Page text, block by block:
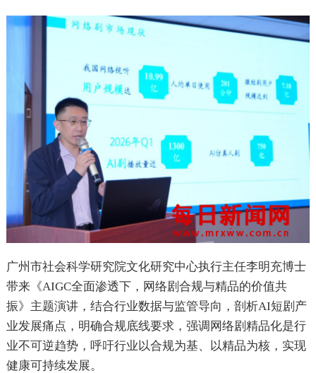
广州市社会科学研究院文化研究中心执行主任李明充博士
带来《AIGC全面渗透下，网络剧合规与精品的价值共
振》主题演讲，结合行业数据与监管导向，剖析AI短剧产
业发展痛点，明确合规底线要求，强调网络剧精品化是行
业不可逆趋势，呼吁行业以合规为基、以精品为核，实现
健康可持续发展。